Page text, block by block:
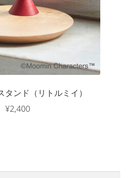
タンド（リトルミイ）
¥2,400